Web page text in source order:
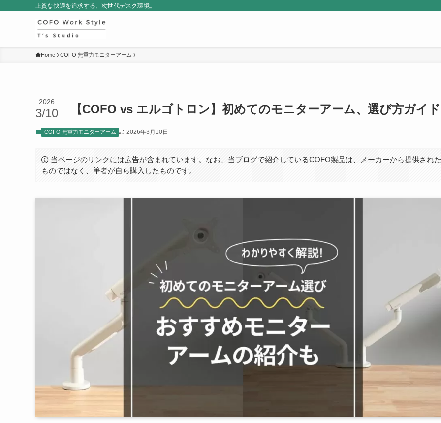
上質な快適を追求する、次世代デスク環境。
Home COFO 無重力モニターアーム
【COFO vs エルゴトロン】初めてのモニターアーム、選び方ガイド
2026
3/10
COFO 無重力モニターアーム 2026年3月10日
当ページのリンクには広告が含まれています。なお、当ブログで紹介しているCOFO製品は、メーカーから提供された
ものではなく、筆者が自ら購入したものです。